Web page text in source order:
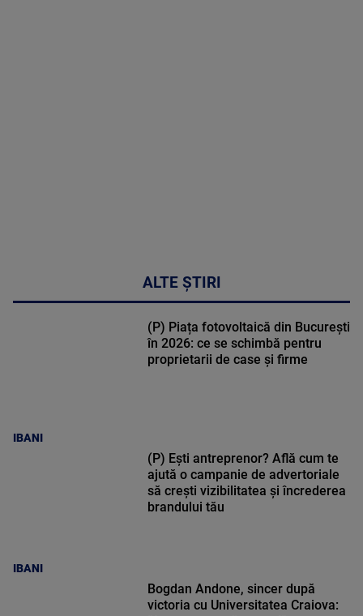
ALTE ȘTIRI
IBANI
(P) Piața fotovoltaică din București
în 2026: ce se schimbă pentru
proprietarii de case și firme
IBANI
(P) Ești antreprenor? Află cum te
ajută o campanie de advertoriale
să crești vizibilitatea și încrederea
brandului tău
Bogdan Andone, sincer după
victoria cu Universitatea Craiova: